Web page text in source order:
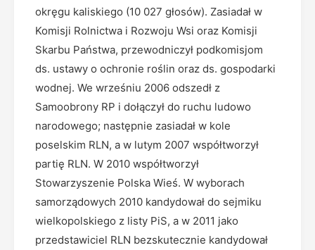
okręgu kaliskiego (10 027 głosów). Zasiadał w
Komisji Rolnictwa i Rozwoju Wsi oraz Komisji
Skarbu Państwa, przewodniczył podkomisjom
ds. ustawy o ochronie roślin oraz ds. gospodarki
wodnej. We wrześniu 2006 odszedł z
Samoobrony RP i dołączył do ruchu ludowo
narodowego; następnie zasiadał w kole
poselskim RLN, a w lutym 2007 współtworzył
partię RLN. W 2010 współtworzył
Stowarzyszenie Polska Wieś. W wyborach
samorządowych 2010 kandydował do sejmiku
wielkopolskiego z listy PiS, a w 2011 jako
przedstawiciel RLN bezskutecznie kandydował